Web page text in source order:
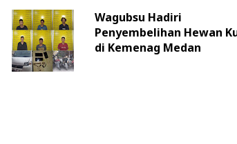
Wagubsu Hadiri
Penyembelihan Hewan
di Kemenag Medan